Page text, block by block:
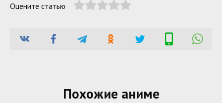
Оцените статью
Похожие аниме